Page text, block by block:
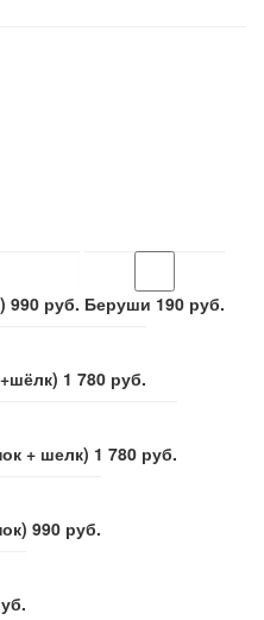
990 руб. Беруши 190 руб.
1 780 руб.
+ шелк) 1 780 руб.
990 руб.